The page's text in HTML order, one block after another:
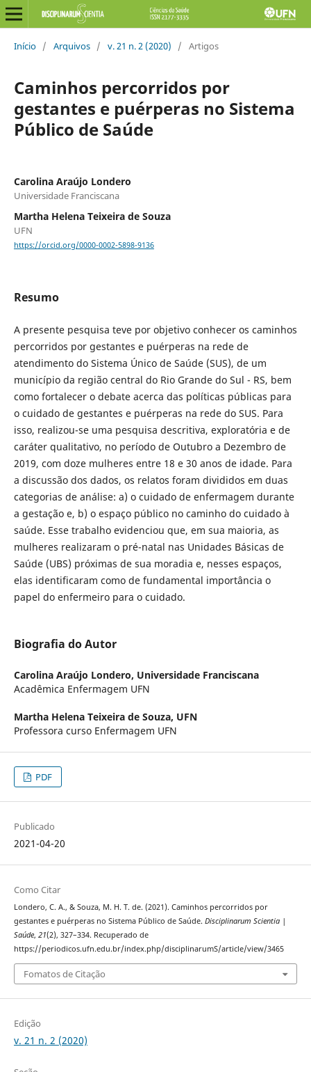
Início / Arquivos / v. 21 n. 2 (2020) / Artigos
Caminhos percorridos por
gestantes e puérperas no Sistema
Público de Saúde
Carolina Araújo Londero
Universidade Franciscana
Martha Helena Teixeira de Souza
UFN
https://orcid.org/0000-0002-5898-9136
Resumo
A presente pesquisa teve por objetivo conhecer os caminhos
percorridos por gestantes e puérperas na rede de
atendimento do Sistema Único de Saúde (SUS), de um
município da região central do Rio Grande do Sul - RS, bem
como fortalecer o debate acerca das políticas públicas para
o cuidado de gestantes e puérperas na rede do SUS. Para
isso, realizou-se uma pesquisa descritiva, exploratória e de
caráter qualitativo, no período de Outubro a Dezembro de
2019, com doze mulheres entre 18 e 30 anos de idade. Para
a discussão dos dados, os relatos foram divididos em duas
categorias de análise: a) o cuidado de enfermagem durante
a gestação e, b) o espaço público no caminho do cuidado à
saúde. Esse trabalho evidenciou que, em sua maioria, as
mulheres realizaram o pré-natal nas Unidades Básicas de
Saúde (UBS) próximas de sua moradia e, nesses espaços,
elas identificaram como de fundamental importância o
papel do enfermeiro para o cuidado.
Biografia do Autor
Carolina Araújo Londero, Universidade Franciscana
Acadêmica Enfermagem UFN
Martha Helena Teixeira de Souza, UFN
Professora curso Enfermagem UFN
PDF
Publicado
2021-04-20
Como Citar
Londero, C. A., & Souza, M. H. T. de. (2021). Caminhos percorridos por
gestantes e puérperas no Sistema Público de Saúde. Disciplinarum Scientia |
Saúde, 21(2), 327–334. Recuperado de
https://periodicos.ufn.edu.br/index.php/disciplinarumS/article/view/3465
Fomatos de Citação
Edição
v. 21 n. 2 (2020)